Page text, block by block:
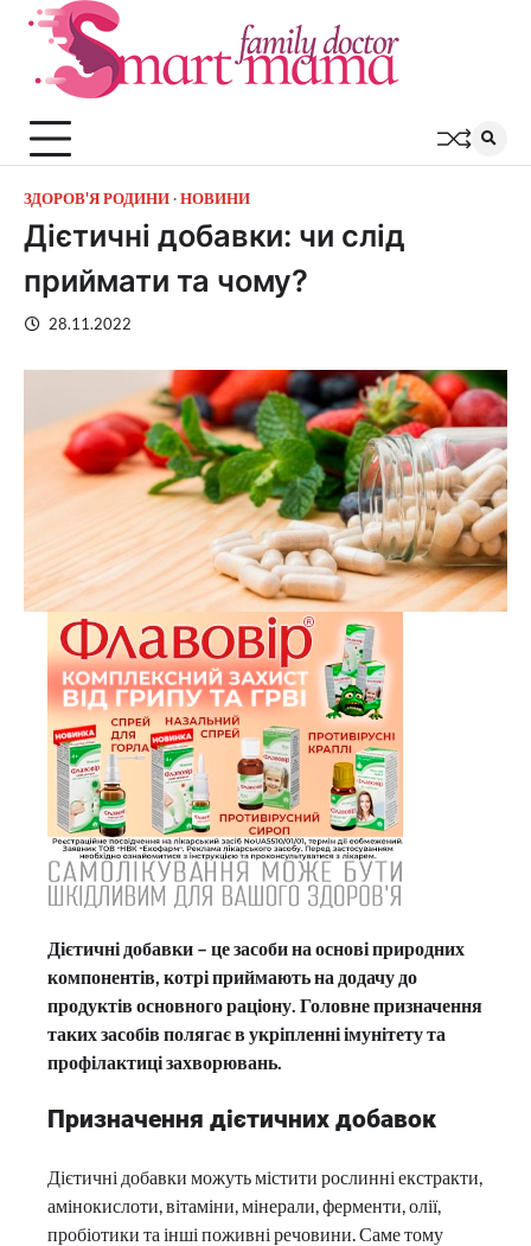
Перейти
ЗДОРОВ'Я РОДИНИ НОВИНИ
Дієтичні добавки: чи слід
приймати та чому?
28.11.2022
Дієтичні добавки – це засоби на основі природних
компонентів, котрі приймають на додачу до
продуктів основного раціону. Головне призначення
таких засобів полягає в укріпленні імунітету та
профілактиці захворювань.
Призначення дієтичних добавок
Дієтичні добавки можуть містити рослинні екстракти,
амінокислоти, вітаміни, мінерали, ферменти, олії,
пробіотики та інші поживні речовини. Саме тому